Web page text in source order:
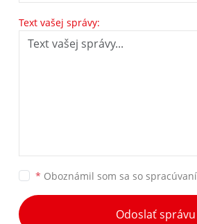
Text vašej správy:
* Oboznámil som sa so
Odoslať správu